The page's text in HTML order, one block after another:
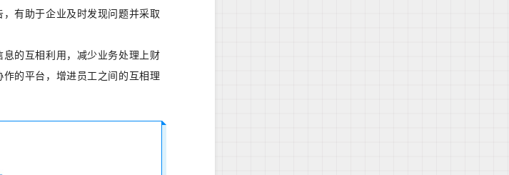
有助于企业及时发现问题并采取
的互相利用，减少业务处理上财
的平台，增进员工之间的互相理